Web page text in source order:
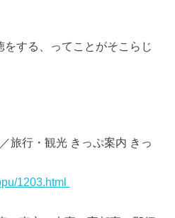
する、ってことがそこらじ
旅行・観光 きっぷ案内 きっ
1203.html